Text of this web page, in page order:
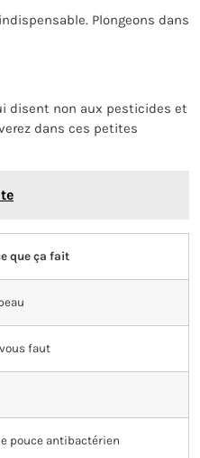
Plongeons dans
disent non aux pesticides et
dans ces petites
que ça fait
faut
pouce antibactérien